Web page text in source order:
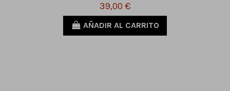
39,00 €
AÑADIR AL CARRITO